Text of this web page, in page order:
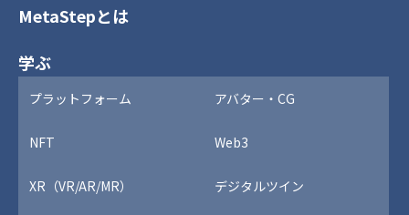
MetaStepとは
学ぶ
プラットフォーム アバター・CG
NFT Web3
XR（VR/AR/MR） デジタルツイン